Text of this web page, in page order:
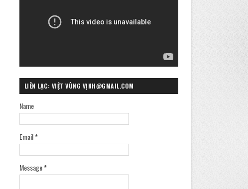
LIÊN LẠC: VIỆT VÙNG VỊNH@GMAIL.COM
Name
Email*
Message*